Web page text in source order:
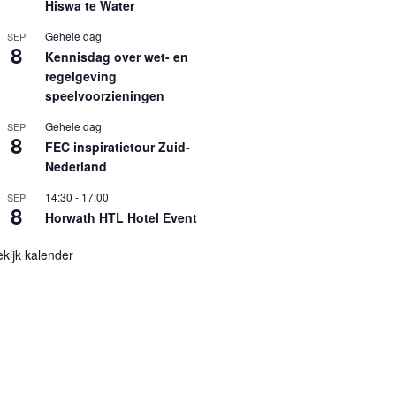
Hiswa te Water
SEP
8
Gehele dag
Kennisdag over wet- en
regelgeving
speelvoorzieningen
SEP
8
Gehele dag
FEC inspiratietour Zuid-
Nederland
SEP
8
14:30 - 17:00
Horwath HTL Hotel Event
kalender